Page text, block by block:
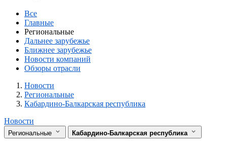
Все
Главные
Региональные
Дальнее зарубежье
Ближнее зарубежье
Новости компаний
Обзоры отрасли
Новости
Разделы
Новости
Региональные
Кабардино-Балкарская республика
Новости
Региональные Кабардино-Балкарская республика